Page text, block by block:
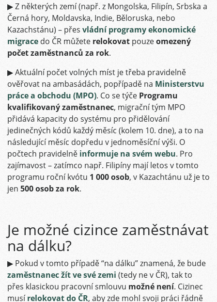
▶ Z některých zemí (např. z Mongolska, Filipín, Srbska a
Černá hory, Moldavska, Indie, Běloruska, nebo
Kazachstánu) – přes vládní programy ekonomické
migrace do ČR můžete relokovat pouzeomezený
počet zaměstnanců za rok.
▶ Aktuální počet volných míst je třeba pravidelně
ověřovat na ambasádách, popřípadě na Ministerstvu
práce a obchodu (MPO). Co se týče Programu
kvalifikovaný zaměstnanec, migrační tým MPO
přidává kapacity do systému pro přidělování
jedinečných kódů každý měsíc (kolem 10. dne), a to na
následující měsíc dopředu v jednoměsíční výši. O
počtech pravidelně informuje na svém webu. Pro
zajímavost – zatímco např. Filipíny mají letos v tomto
programu roční kvótu 1 000 osob, v Kazachtánu už je to
jen 500 osob za rok.
Je možné cizince zaměstnávat
na dálku?
▶ Pokud v tomto případě “na dálku” znamená, že bude
zaměstnanec žít ve své zemi (tedy ne v ČR), tak to
přes klasickou pracovní smlouvu možné není. Cizinec
musírelokovat do ČR, aby zde mohl svoji práci řádně